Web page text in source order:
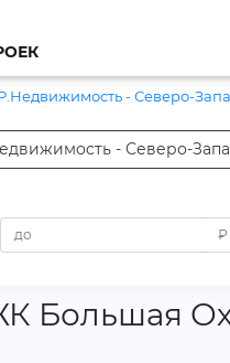
- Северо-
- Северо-
₽
Большая